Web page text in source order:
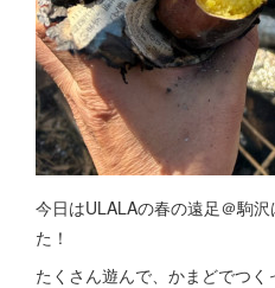
今日はULALAの春の遠足＠駒
た！
たくさん遊んで、かまどでつ